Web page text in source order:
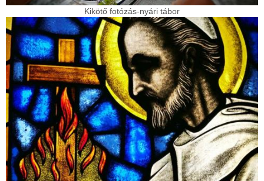
Kikötő fotózás-nyári tábor